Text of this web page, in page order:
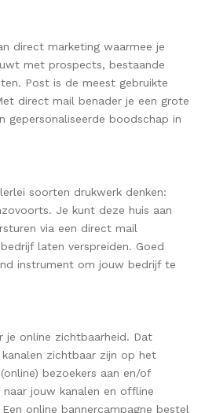
direct marketing waarmee je
met prospects, bestaande
Post is de meest gebruikte
direct mail benader je een grote
gepersonaliseerde boodschap in
soorten drukwerk denken:
Je kunt deze huis aan
via een direct mail
laten verspreiden. Goed
instrument om jouw bedrijf te
je online zichtbaarheid. Dat
zichtbaar zijn op het
bezoekers aan en/of
naar jouw kanalen en offline
online bannercampagne bestel